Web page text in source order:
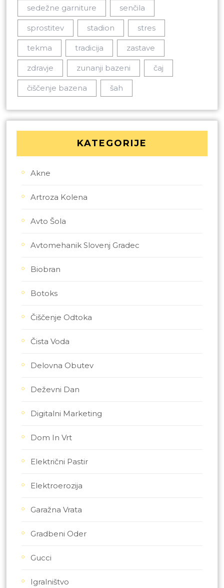
sedežne garniture senčila
sprostitev stadion stres
tekma tradicija zastave
zdravje zunanji bazeni čaj
čiščenje bazena šah
KATEGORIJE
Akne
Artroza Kolena
Avto Šola
Avtomehanik Slovenj Gradec
Biobran
Botoks
Čiščenje Odtoka
Čista Voda
Delovna Obutev
Deževni Dan
Digitalni Marketing
Dom In Vrt
Električni Pastir
Elektroerozija
Garažna Vrata
Gradbeni Oder
Gucci
Igralništvo